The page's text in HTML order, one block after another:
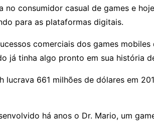
no consumidor casual de games e
para as plataformas digitais.
comerciais dos games
já tinha algo pronto em sua história
lucrava 661 milhões de dólares em
há anos o Dr. Mario, um